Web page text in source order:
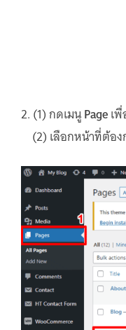
2. (1) กดเมนูPageเ
(2) เลือกหน้าที่ต้อ